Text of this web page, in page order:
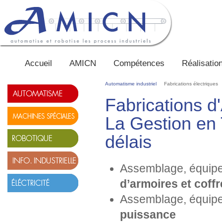
Accueil AMICN Compétences
Automatisme industriel Fabrications électriques
Fabrications
La Gestion
délais
Assemblage,
d’armoires et
Assemblage,
puissance